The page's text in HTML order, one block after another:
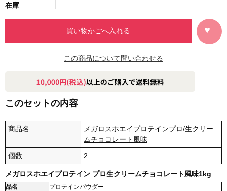
在庫
このセットの内容
商品名
メガロスホエイプロテインプロ/生クリー
ムチョコレート風味
個数
2
この商品について問い合わせる
メガロスホエイプロテイン プロ生クリームチョコレート風味1kg
品名
プロテインパウダー